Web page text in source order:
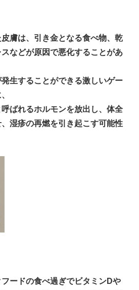
膚は、引き金となる食べ物、乾
などが原因で悪化することがあ
生することができる激しいゲー
ばれるホルモンを放出し、体全
湿疹の再燃を引き起こす可能性
ードの食べ過ぎでビタミンDや